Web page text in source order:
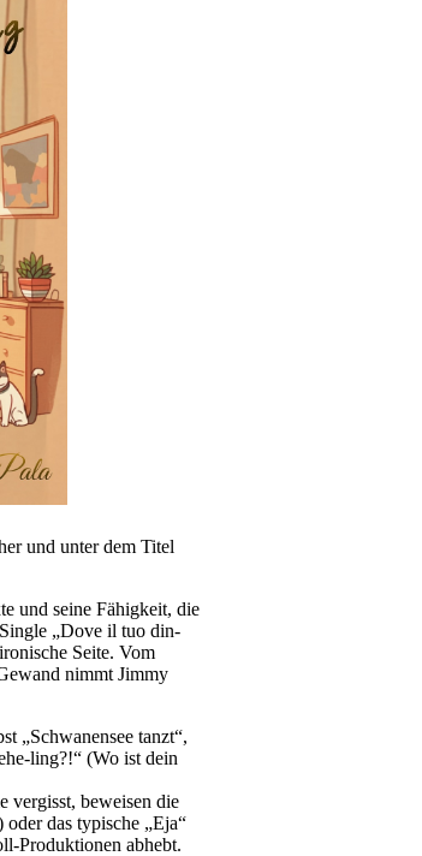
und unter dem Titel
und seine Fähigkeit, die
„Dove il tuo din-
Seite. Vom
nimmt Jimmy
„Schwanensee tanzt“,
ling?!“ (Wo ist dein
vergisst, beweisen die
das typische „Eja“
Produktionen abhebt.